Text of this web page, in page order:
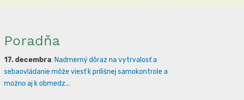
Poradňa
17. decembra: Nadmerný dôraz na vytrvalosť a
sebaovládanie môže viesť k prílišnej samokontrole a
možno aj k obmedz...